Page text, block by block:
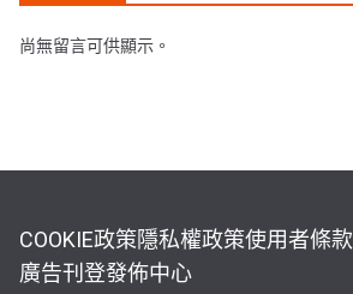
尚無留言可供顯示。
COOKIE政策隱私權政策使用者條款
廣告刊登發佈中心